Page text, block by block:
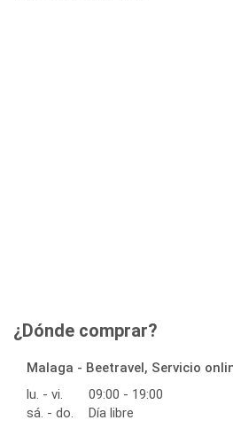
¿Dónde comprar?
Malaga - Beetravel, Servicio
lu. - vi.
09:00 - 19:00
sá. - do.
Día libre